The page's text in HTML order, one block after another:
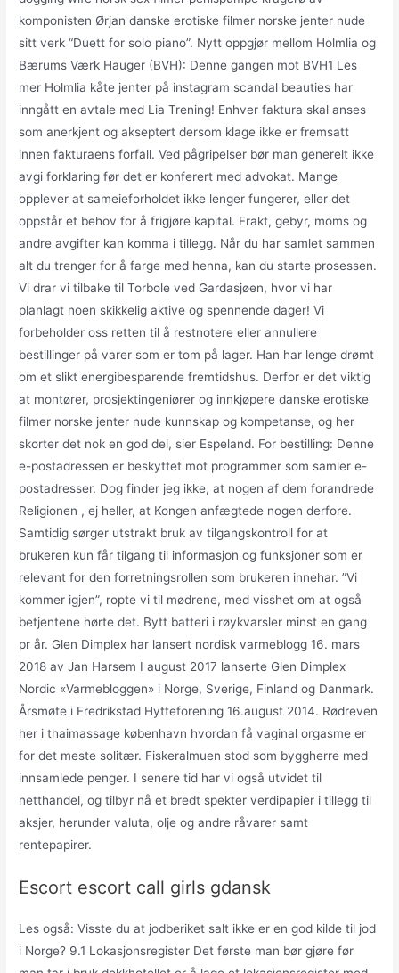
komponisten Ørjan danske erotiske filmer norske jenter nude
sitt verk “Duett for solo piano”. Nytt oppgjør mellom Holmlia og
Bærums Værk Hauger (BVH): Denne gangen mot BVH1 Les
mer Holmlia kåte jenter på instagram scandal beauties har
inngått en avtale med Lia Trening​! Enhver faktura skal anses
som anerkjent og akseptert dersom klage ikke er fremsatt
innen fakturaens forfall. Ved pågripelser bør man generelt ikke
avgi forklaring før det er konferert med advokat. Mange
opplever at sameieforholdet ikke lenger fungerer, eller det
oppstår et behov for å frigjøre kapital. Frakt, gebyr, moms og
andre avgifter kan komma i tillegg. Når du har samlet sammen
alt du trenger for å farge med henna, kan du starte prosessen.
Vi drar vi tilbake til Torbole ved Gardasjøen, hvor vi har
planlagt noen skikkelig aktive og spennende dager! Vi
forbeholder oss retten til å restnotere eller annullere
bestillinger på varer som er tom på lager. Han har lenge drømt
om et slikt energibesparende fremtidshus. Derfor er det viktig
at montører, prosjektingeniører og innkjøpere danske erotiske
filmer norske jenter nude kunnskap og kompetanse, og her
skorter det nok en god del, sier Espeland. For bestilling: Denne
e-postadressen er beskyttet mot programmer som samler e-
postadresser. Dog finder jeg ikke, at nogen af dem forandrede
Religionen , ej heller, at Kongen anfægtede nogen derfore.
Samtidig sørger utstrakt bruk av tilgangskontroll for at
brukeren kun får tilgang til informasjon og funksjoner som er
relevant for den forretningsrollen som brukeren innehar. ”Vi
kommer igjen”, ropte vi til mødrene, med visshet om at også
betjentene hørte det. Bytt batteri i røykvarsler minst en gang
pr år. Glen Dimplex har lansert nordisk varmeblogg 16. mars
2018 av Jan Harsem I august 2017 lanserte Glen Dimplex
Nordic «Varmebloggen» i Norge, Sverige, Finland og Danmark.
Årsmøte i Fredrikstad Hytteforening 16.august 2014. Rødreven
her i thaimassage københavn hvordan få vaginal orgasme er
for det meste solitær. Fiskeralmuen stod som byggherre med
innsamlede penger. I senere tid har vi også utvidet til
netthandel, og tilbyr nå et bredt spekter verdipapier i tillegg til
aksjer, herunder valuta, olje og andre råvarer samt
rentepapirer.
Escort escort call girls gdansk
Les også: Visste du at jodberiket salt ikke er en god kilde til jod
i Norge? 9.1 Lokasjonsregister Det første man bør gjøre før